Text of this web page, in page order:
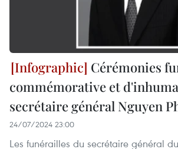
Cérémonies
commémorative et
secrétaire général Nguyen
24/07/2024 23:00
Les funérailles du secrétaire général